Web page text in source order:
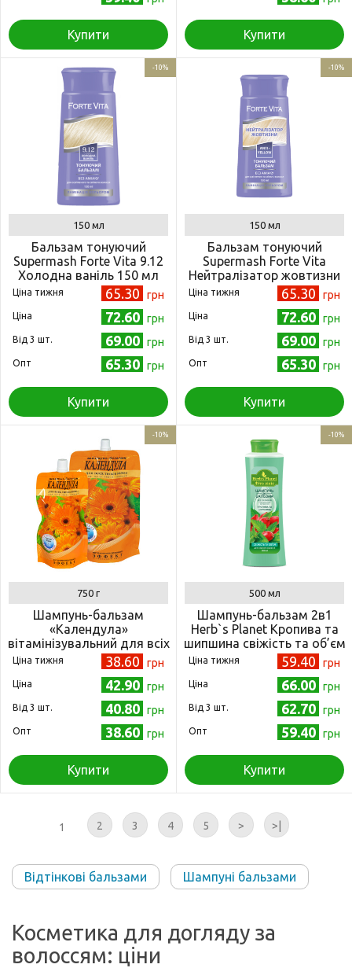
Купити Купити
-10%
150 мл
Бальзам тонуючий
Supermash Forte Vita 9.12
Холодна ваніль 150 мл
(4823001605182)
Ціна тижня 65.30 грн
Ціна 72.60 грн
Від 3 шт. 69.00 грн
Опт 65.30 грн
Купити
-10%
150 мл
Бальзам тонуючий
Supermash Forte Vita
Нейтралізатор жовтизни
150 мл (4823001605212)
Ціна тижня 65.30 грн
Ціна 72.60 грн
Від 3 шт. 69.00 грн
Опт 65.30 грн
Купити
-10%
750 г
Шампунь-бальзам
«Календула»
вітамінізувальний для всіх
типів волосся (дой-пак)
750 г (4820058763513)
Ціна тижня 38.60 грн
Ціна 42.90 грн
Від 3 шт. 40.80 грн
Опт 38.60 грн
Купити
-10%
500 мл
Шампунь-бальзам 2в1
Herb`s Planet Кропива та
шипшина свіжість та об’єм
для жирного волосся
500мл (4820107500632)
Ціна тижня 59.40 грн
Ціна 66.00 грн
Від 3 шт. 62.70 грн
Опт 59.40 грн
Купити
1 2 3 4 5 > >|
Відтінкові бальзами Шампуні бальзами
Косметика для догляду за
волоссям: ціни